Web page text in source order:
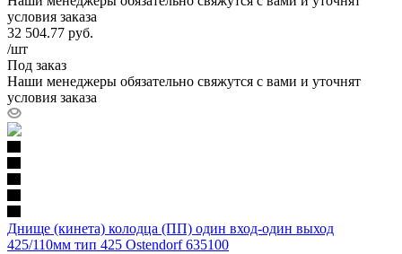
условия заказа
32 504.77 руб.
/шт
Под заказ
Наши менеджеры обязательно свяжутся с вами и уточнят
условия заказа
Днище (кинета) колодца (ПП) один вход-один выход
425/110мм тип 425 Ostendorf 635100